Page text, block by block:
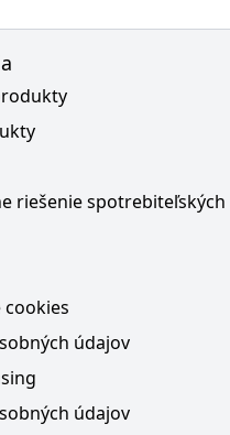
riešenie
cookies
údajov
údajov